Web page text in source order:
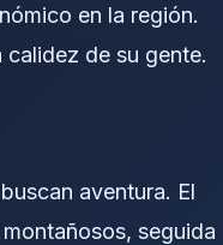
en la región.
de su gente.
aventura. El
seguida